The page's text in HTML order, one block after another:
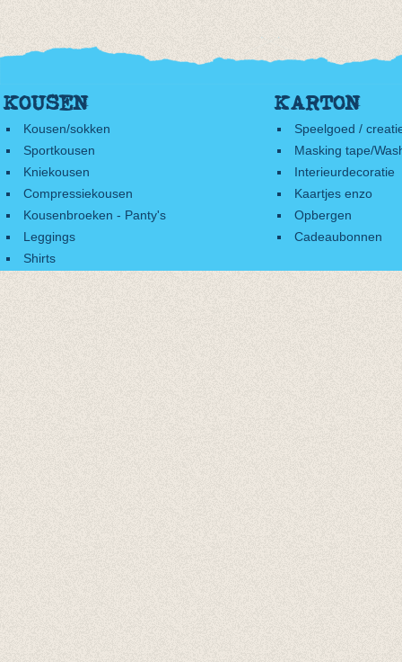
KOUSEN
Kousen/sokken
Sportkousen
Kniekousen
Compressiekousen
Kousenbroeken - Panty's
Leggings
Shirts
KARTON
Speelgoed /
Masking tape/
Interieurdecoratie
Kaartjes enzo
Opbergen
Cadeaubonnen